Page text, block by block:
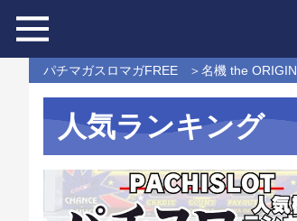
パチマガスロマガFREE 名機 the ORIGIN
人気ランキング